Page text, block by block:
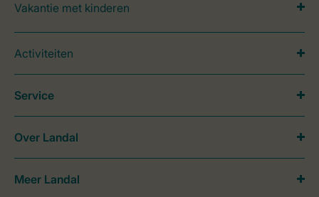
Vakantie met kinderen
Activiteiten
Service
Over Landal
Meer Landal